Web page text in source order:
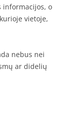
informacijos, o
vietoje,
nebus nei
ar didelių